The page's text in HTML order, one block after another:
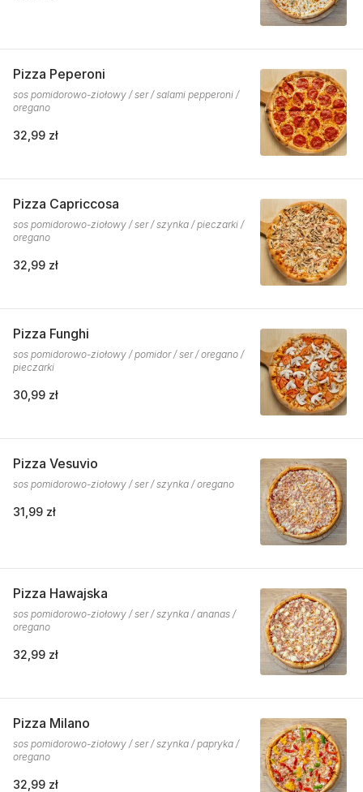
Pizza Peperoni
sos pomidorowo-ziołowy / ser / salami pepperoni /
oregano
32,99 zł
Pizza Capriccosa
sos pomidorowo-ziołowy / ser / szynka / pieczarki /
oregano
32,99 zł
Pizza Funghi
sos pomidorowo-ziołowy / pomidor / ser / oregano /
pieczarki
30,99 zł
Pizza Vesuvio
sos pomidorowo-ziołowy / ser / szynka / oregano
31,99 zł
Pizza Hawajska
sos pomidorowo-ziołowy / ser / szynka / ananas /
oregano
32,99 zł
Pizza Milano
sos pomidorowo-ziołowy / ser / szynka / papryka /
oregano
32,99 zł